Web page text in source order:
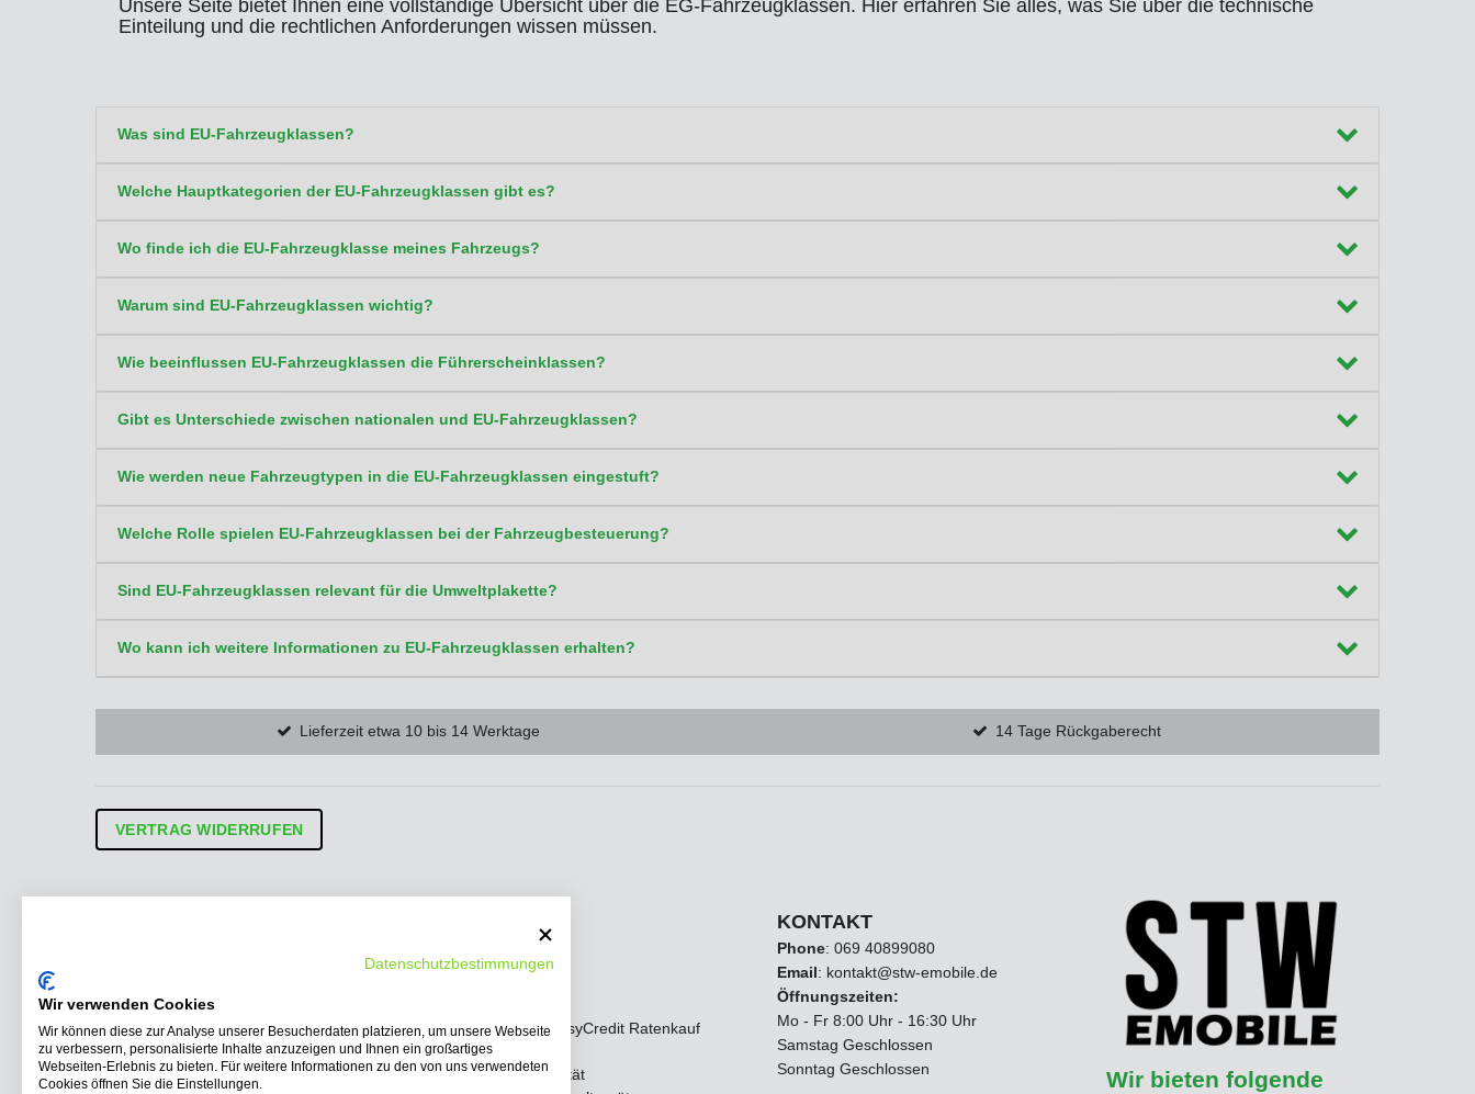
Unsere Seite bietet Ihnen eine vollständige Übersicht über die EG-Fahrzeugklassen. Hier erfahren Sie alles, was Sie über die technische
Einteilung und die rechtlichen Anforderungen wissen müssen.
Was sind EU-Fahrzeugklassen?
Welche Hauptkategorien der EU-Fahrzeugklassen gibt es?
Wo finde ich die EU-Fahrzeugklasse meines Fahrzeugs?
Warum sind EU-Fahrzeugklassen wichtig?
Wie beeinflussen EU-Fahrzeugklassen die Führerscheinklassen?
Gibt es Unterschiede zwischen nationalen und EU-Fahrzeugklassen?
Wie werden neue Fahrzeugtypen in die EU-Fahrzeugklassen eingestuft?
Welche Rolle spielen EU-Fahrzeugklassen bei der Fahrzeugbesteuerung?
Sind EU-Fahrzeugklassen relevant für die Umweltplakette?
Wo kann ich weitere Informationen zu EU-Fahrzeugklassen erhalten?
Lieferzeit etwa 10 bis 14 Werktage 14 Tage Rückgaberecht
VERTRAG WIDERRUFEN
Seniorenmobile
Elektro Nutzfahrzeuge
Elektro Kabinenroller
Elektro Lastendreirad
Blog
Ergänzende AGB EasyCredit Ratenkauf
AGB
Transparenz & Qualität
KONTAKT
Phone: 069 40899080
Email: kontakt@stw-emobile.de
Öffnungszeiten:
Mo - Fr 8:00 Uhr - 16:30 Uhr
Samstag Geschlossen
Sonntag Geschlossen
Wir bieten folgende
Datenschutzbestimmungen
Wir verwenden Cookies
Wir können diese zur Analyse unserer Besucherdaten platzieren, um unsere Webseite
zu verbessern, personalisierte Inhalte anzuzeigen und Ihnen ein großartiges
Webseiten-Erlebnis zu bieten. Für weitere Informationen zu den von uns verwendeten
Cookies öffnen Sie die Einstellungen.